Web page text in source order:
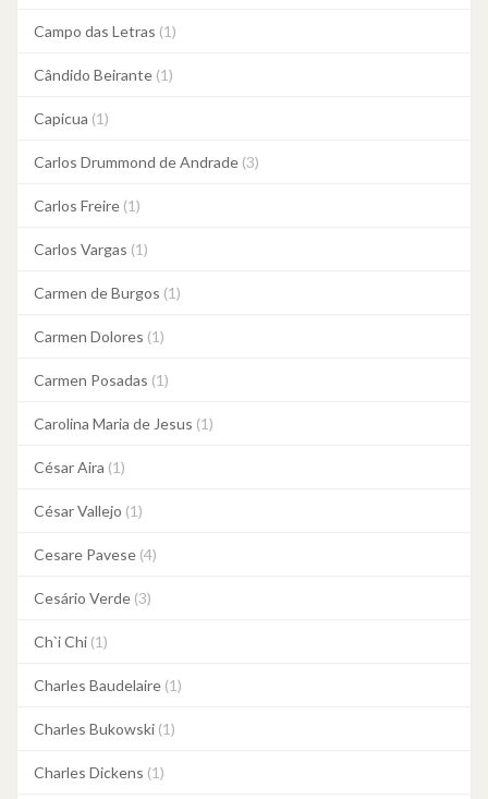
Campo das Letras (1)
Cândido Beirante (1)
Capicua (1)
Carlos Drummond de Andrade (3)
Carlos Freire (1)
Carlos Vargas (1)
Carmen de Burgos (1)
Carmen Dolores (1)
Carmen Posadas (1)
Carolina Maria de Jesus (1)
César Aira (1)
César Vallejo (1)
Cesare Pavese (4)
Cesário Verde (3)
Ch`i Chi (1)
Charles Baudelaire (1)
Charles Bukowski (1)
Charles Dickens (1)